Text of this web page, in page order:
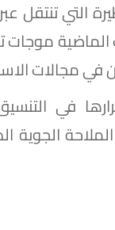
التي تنتقل
في مجالات
في
الجوية